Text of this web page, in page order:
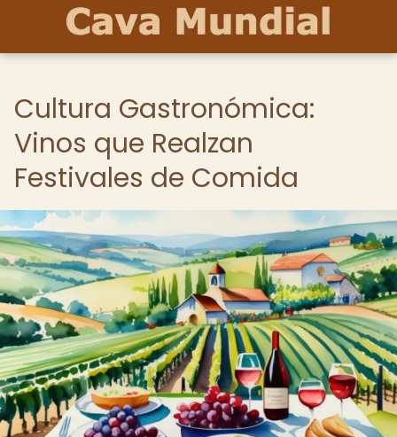
Cultura Gastronómica:
Vinos que Realzan
Festivales de Comida